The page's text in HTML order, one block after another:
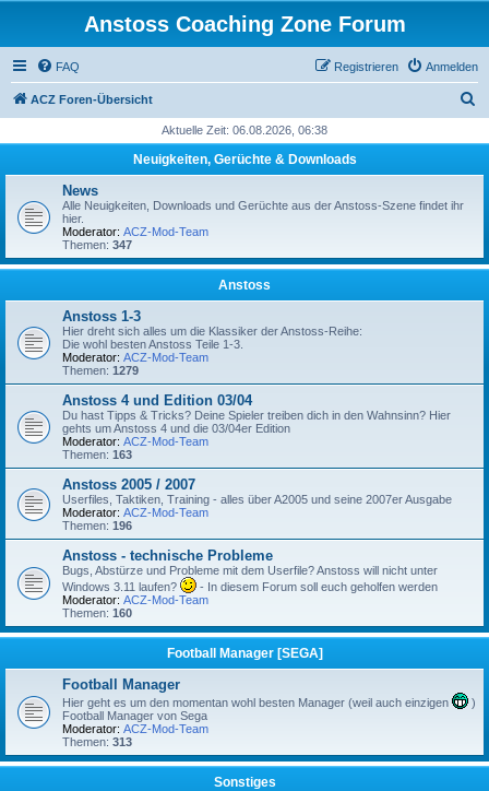
Anstoss Coaching Zone Forum
FAQ Anmelden
Registrieren
ACZ Foren-Übersicht
h
Aktuelle Zeit: 06.08.2026, 06:38
Neuigkeiten, Gerüchte & Downloads
News
Alle Neuigkeiten, Downloads und Gerüchte aus der Anstoss-Szene findet ihr
hier.
Moderator: ACZ-Mod-Team
Themen: 347
Anstoss
Anstoss 1-3
Hier dreht sich alles um die Klassiker der Anstoss-Reihe:
Die wohl besten Anstoss Teile 1-3.
Moderator: ACZ-Mod-Team
Themen: 1279
Anstoss 4 und Edition 03/04
Du hast Tipps & Tricks? Deine Spieler treiben dich in den Wahnsinn? Hier
gehts um Anstoss 4 und die 03/04er Edition
Moderator: ACZ-Mod-Team
Themen: 163
Anstoss 2005 / 2007
Userfiles, Taktiken, Training - alles über A2005 und seine 2007er Ausgabe
Moderator: ACZ-Mod-Team
Themen: 196
Anstoss - technische Probleme
Bugs, Abstürze und Probleme mit dem Userfile? Anstoss will nicht unter
Windows 3.11 laufen?
- In diesem Forum soll euch geholfen werden
Moderator: ACZ-Mod-Team
Themen: 160
Football Manager [SEGA]
Football Manager
Hier geht es um den momentan wohl besten Manager (weil auch einzigen
)
Football Manager von Sega
Moderator: ACZ-Mod-Team
Themen: 313
Sonstiges